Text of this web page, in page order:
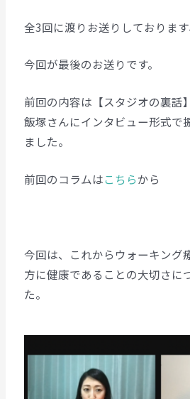
全3回に渡りお送りしております
今回が最後のお送りです。
前回の内容は【スタジオの裏話
飯塚さんにインタビュー形式で
ました。
前回のコラムはこちらから
今回は、これからウォーキング
方に健康であることの大切さに
た。